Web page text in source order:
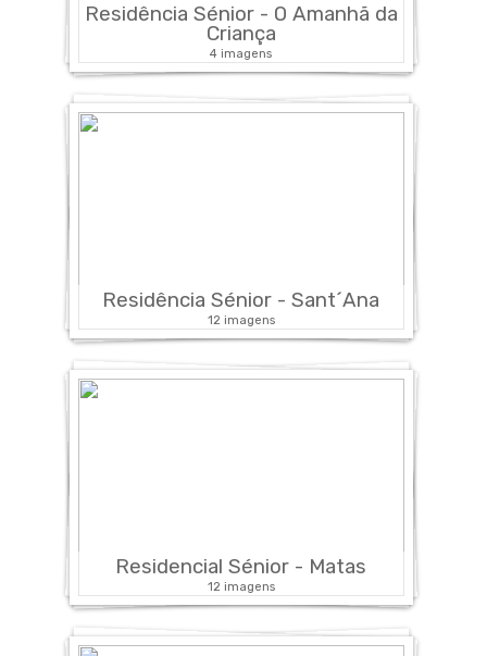
Residência Sénior - O Amanhã da
Criança
4 imagens
Residência Sénior - Sant´Ana
12 imagens
Residencial Sénior - Matas
12 imagens